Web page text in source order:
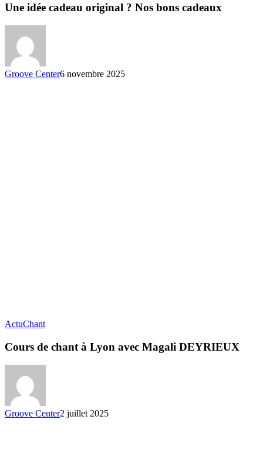
Une idée cadeau original ? Nos bons cadeaux
Groove Center6 novembre 2025
ActuChant
Cours de chant à Lyon avec Magali DEYRIEUX
Groove Center2 juillet 2025